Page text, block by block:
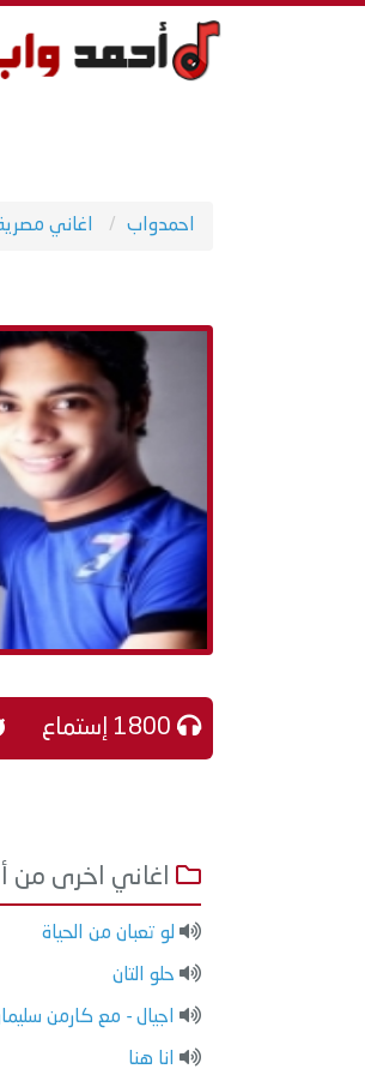
احمدواب اغاني
اغاني اخرى من
لو تعبان من الحياة
حلو التان
اجيال - مع كارمن
انا هنا